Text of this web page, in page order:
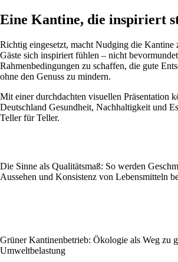
Eine Kantine, die inspiriert
Richtig eingesetzt, macht Nudging die Kantine
Gäste sich inspiriert fühlen – nicht
Rahmenbedingungen zu schaffen, die gute
ohne den Genuss zu mindern.
Mit einer durchdachten visuellen Präsentation
Deutschland Gesundheit, Nachhaltigkeit und
Teller für Teller.
Die Sinne als Qualitätsmaß: So werden
Aussehen und Konsistenz von Lebensmitteln
Grüner Kantinenbetrieb: Ökologie als Weg zu
Umweltbelastung